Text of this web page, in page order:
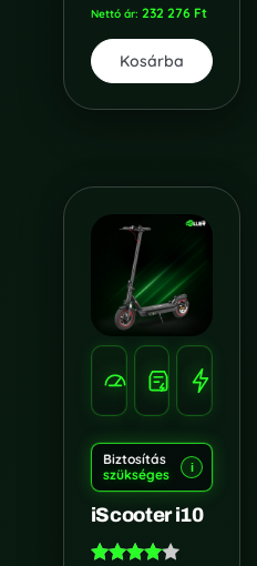
Nettó ár: 232 276 Ft
Kosárba
KM/H
HATÓTÁV
Biztosítás
szükséges
i
iScooter i10